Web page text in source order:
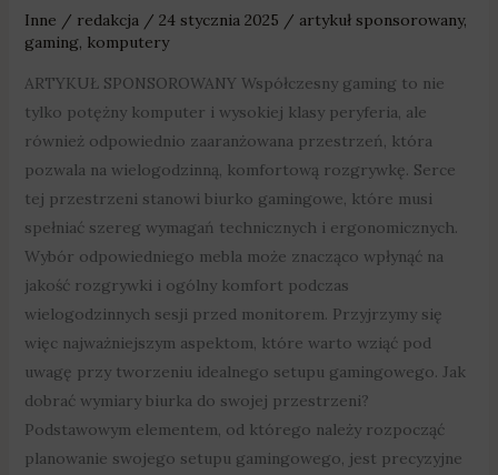
Inne / redakcja / 24 stycznia 2025 / artykuł sponsorowany,
gaming, komputery
ARTYKUŁ SPONSOROWANY Współczesny gaming to nie
tylko potężny komputer i wysokiej klasy peryferia, ale
również odpowiednio zaaranżowana przestrzeń, która
pozwala na wielogodzinną, komfortową rozgrywkę. Serce
tej przestrzeni stanowi biurko gamingowe, które musi
spełniać szereg wymagań technicznych i ergonomicznych.
Wybór odpowiedniego mebla może znacząco wpłynąć na
jakość rozgrywki i ogólny komfort podczas
wielogodzinnych sesji przed monitorem. Przyjrzymy się
więc najważniejszym aspektom, które warto wziąć pod
uwagę przy tworzeniu idealnego setupu gamingowego. Jak
dobrać wymiary biurka do swojej przestrzeni?
Podstawowym elementem, od którego należy rozpocząć
planowanie swojego setupu gamingowego, jest precyzyjne